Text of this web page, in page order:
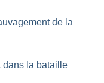
de la
dans la bataille